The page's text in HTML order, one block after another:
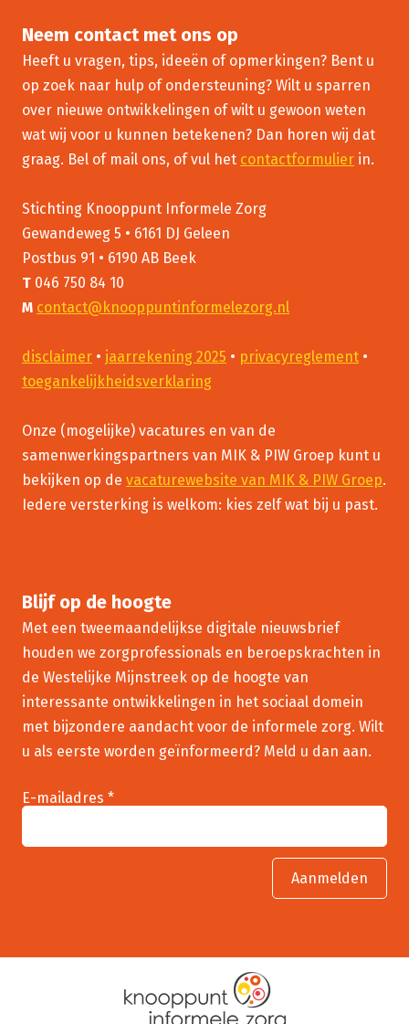
Neem contact met ons op
Heeft u vragen, tips, ideeën of opmerkingen? Bent u
op zoek naar hulp of ondersteuning? Wilt u sparren
over nieuwe ontwikkelingen of wilt u gewoon weten
wat wij voor u kunnen betekenen? Dan horen wij dat
graag. Bel of mail ons, of vul het contactformulier in.
Stichting Knooppunt Informele Zorg
Gewandeweg 5 • 6161 DJ Geleen
Postbus 91 • 6190 AB Beek
T 046 750 84 10
M contact@knooppuntinformelezorg.nl
disclaimer • jaarrekening 2025 • privacyreglement •
toegankelijkheidsverklaring
Onze (mogelijke) vacatures en van de
samenwerkingspartners van MIK & PIW Groep kunt u
bekijken op de vacaturewebsite van MIK & PIW Groep.
Iedere versterking is welkom: kies zelf wat bij u past.
Blijf op de hoogte
Met een tweemaandelijkse digitale nieuwsbrief
houden we zorgprofessionals en beroepskrachten in
de Westelijke Mijnstreek op de hoogte van
interessante ontwikkelingen in het sociaal domein
met bijzondere aandacht voor de informele zorg. Wilt
u als eerste worden geïnformeerd? Meld u dan aan.
E-mailadres *